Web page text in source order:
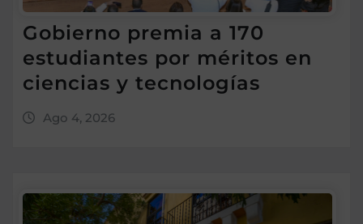
Gobierno premia a 170
estudiantes por méritos en
ciencias y tecnologías
Ago 4, 2026